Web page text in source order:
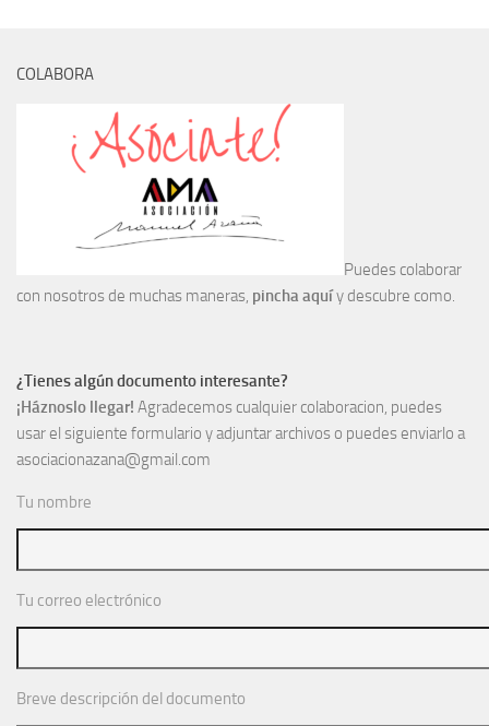
Archivo Documental
Biografía
Cronología fundamental de Manuel Azaña
Artículos sobre Manuel Azaña
Ochenta años sin Manuel Azaña
Biblioteca
Catálogo Hemeroteca
Fondo Mario J. Bonilla
Biblioteca-Novedades
COLABORA
Puedes colaborar
con nosotros de muchas maneras, pincha aquíy descubre como.
¿Tienes algún documento interesante?
¡Háznoslo llegar! Agradecemos cualquier colaboracion, puedes
usar el siguiente formulario y adjuntar archivos o puedes enviarlo a
asociacionazana@gmail.com
Tu nombre
Tu correo electrónico
Breve descripción del documento